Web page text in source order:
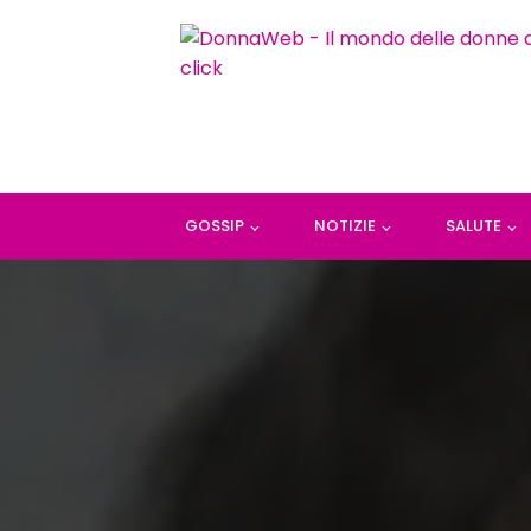
GOSSIP NOTIZIE SALUTE